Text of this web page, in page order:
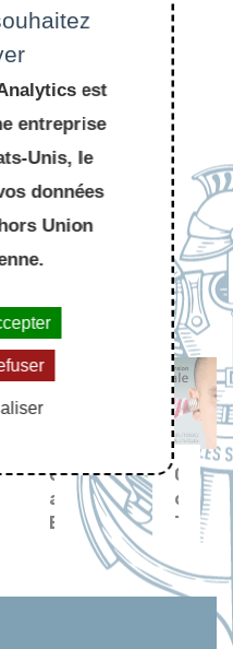
Grammaire
anglaise
Exercices
avec
corrigés
orale
est
entreprise
Unis, le
données
Union